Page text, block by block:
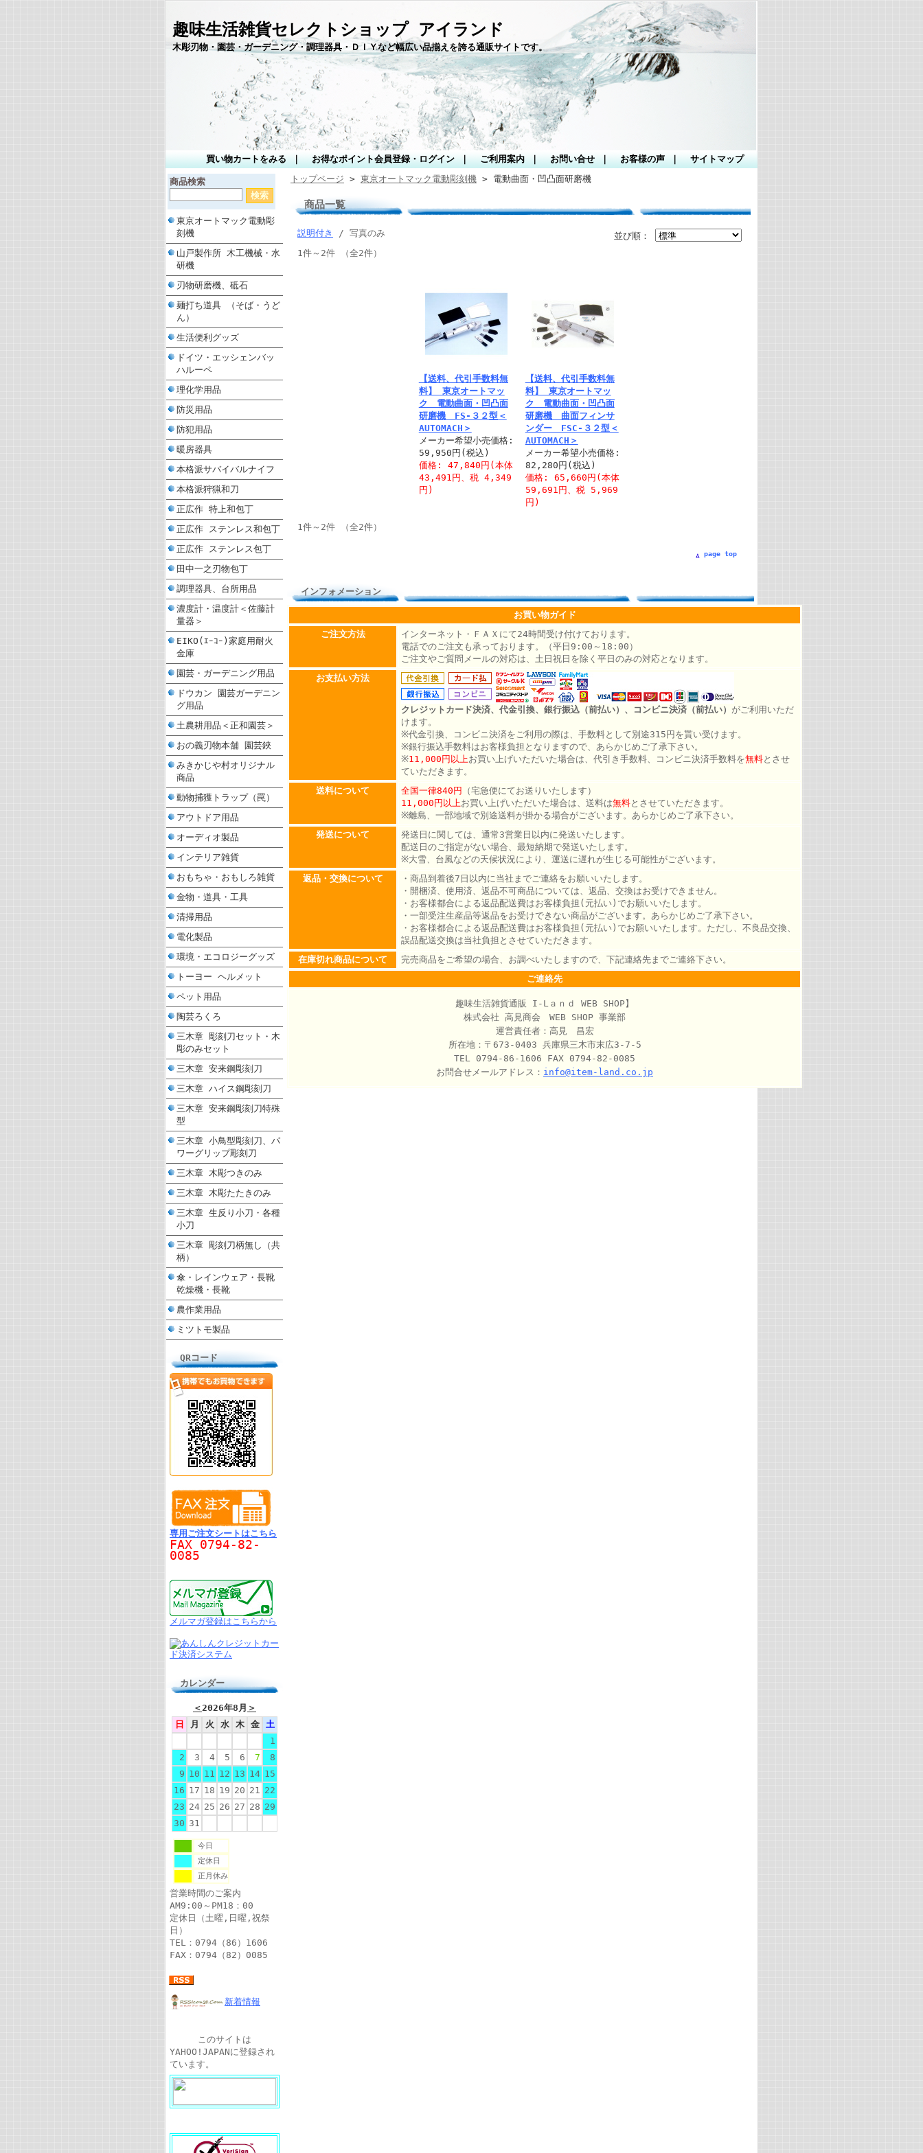
趣味生活雑貨セレクトショップ アイランド
木彫刃物・園芸・ガーデニング・調理器具・ＤＩＹなど幅広い品揃えを誇る通販サイトです。
買い物カートをみる お得なポイント会員登録・ログイン ご利用案内 お問い合せ お客様の声 サイトマップ
商品検索
東京オートマック電動彫
刻機
山戸製作所 木工機械・水
研機
刃物研磨機、砥石
麺打ち道具 （そば・うど
ん）
生活便利グッズ
ドイツ・エッシェンバッ
ハルーペ
理化学用品
防災用品
防犯用品
暖房器具
本格派サバイバルナイフ
本格派狩猟和刀
正広作 特上和包丁
正広作 ステンレス和包丁
正広作 ステンレス包丁
田中一之刃物包丁
調理器具、台所用品
濃度計・温度計＜佐藤計
量器＞
EIKO(ｴｰｺｰ)家庭用耐火
金庫
園芸・ガーデニング用品
ドウカン 園芸ガーデニン
グ用品
土農耕用品＜正和園芸＞
おの義刃物本舗 園芸鋏
みきかじや村オリジナル
商品
動物捕獲トラップ（罠）
アウトドア用品
オーディオ製品
インテリア雑貨
おもちゃ・おもしろ雑貨
金物・道具・工具
清掃用品
電化製品
環境・エコロジーグッズ
トーヨー ヘルメット
ペット用品
陶芸ろくろ
三木章 彫刻刀セット・木
彫のみセット
三木章 安来鋼彫刻刀
三木章 ハイス鋼彫刻刀
三木章 安来鋼彫刻刀特殊
型
三木章 小鳥型彫刻刀、パ
ワーグリップ彫刻刀
三木章 木彫つきのみ
三木章 木彫たたきのみ
三木章 生反り小刀・各種
小刀
三木章 彫刻刀柄無し（共
柄）
傘・レインウェア・長靴
乾燥機・長靴
農作業用品
ミツトモ製品
QRコード
専用ご注文シートはこちら
FAX 0794-82-
0085
メルマガ登録はこちらから
カレンダー
＜2026年8月 ＞
日
月 火 水 木 金
土
1
2
3 4 5 6 7
8
9 10 11 12 13 14 15
16 17 18 19 20 21 22
23 24 25 26 27 28 29
30 31
今日
定休日
正月休み
営業時間のご案内
AM9:00～PM18：00
定休日（土曜,日曜,祝祭
日）
TEL：0794（86）1606
FAX：0794（82）0085
新着情報
このサイトは
YAHOO!JAPANに登録され
ています。
トップページ > 東京オートマック電動彫刻機 > 電動曲面・凹凸面研磨機
商品一覧
並び順：
説明付き
/ 写真のみ
1件～2件 （全2件）
【送料、代引手数料無
料】 東京オートマッ
ク 電動曲面・凹凸面
研磨機 FS-３２型＜
AUTOMACH＞
メーカー希望小売価格:
59,950円(税込)
価格: 47,840円(本体
43,491円、税 4,349
円)
【送料、代引手数料無
料】 東京オートマッ
ク 電動曲面・凹凸面
研磨機 曲面フィンサ
ンダー FSC-３２型＜
AUTOMACH＞
メーカー希望小売価格:
82,280円(税込)
価格: 65,660円(本体
59,691円、税 5,969
円)
1件～2件 （全2件）
page top
インフォメーション
お買い物ガイド
ご注文方法
インターネット・ＦＡＸにて24時間受け付けております。
電話でのご注文も承っております。（平日9:00～18:00）
ご注文やご質問メールの対応は、土日祝日を除く平日のみの対応となります。
お支払い方法
クレジットカード決済、代金引換、銀行振込（前払い）、コンビニ決済（前払い） がご利用いただ
けます。
※代金引換、コンビニ決済をご利用の際は、手数料として別途315円を貰い受けます。
※銀行振込手数料はお客様負担となりますので、あらかじめご了承下さい。
※11,000円以上お買い上げいただいた場合は、代引き手数料、コンビニ決済手数料を無料とさせ
ていただきます。
送料について
全国一律840円
（宅急便にてお送りいたします）
11,000円以上お買い上げいただいた場合は、送料は無料とさせていただきます。
※離島、一部地域で別途送料が掛かる場合がございます。あらかじめご了承下さい。
発送について
発送日に関しては、通常3営業日以内に発送いたします。
配送日のご指定がない場合、最短納期で発送いたします。
※大雪、台風などの天候状況により、運送に遅れが生じる可能性がございます。
返品・交換について
・商品到着後7日以内に当社までご連絡をお願いいたします。
・開梱済、使用済、返品不可商品については、返品、交換はお受けできません。
・お客様都合による返品配送費はお客様負担(元払い)でお願いいたします。
・一部受注生産品等返品をお受けできない商品がございます。あらかじめご了承下さい。
・お客様都合による返品配送費はお客様負担(元払い)でお願いいたします。ただし、不良品交換、
誤品配送交換は当社負担とさせていただきます。
在庫切れ商品について
完売商品をご希望の場合、お調べいたしますので、下記連絡先までご連絡下さい。
ご連絡先
趣味生活雑貨通販 I‐Lａｎｄ WEB SHOP】
株式会社 高見商会 WEB SHOP 事業部
運営責任者：高見 昌宏
所在地：〒673-0403 兵庫県三木市末広3-7-5
TEL 0794-86-1606 FAX 0794-82-0085
お問合せメールアドレス： info@item-land.co.jp